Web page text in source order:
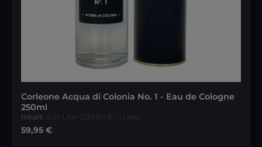
Corleone Acqua di Colonia No. 1 - Eau de Cologne
250ml
Inhalt: 0.25 Liter (239,80 € / 1 Liter)
Regulärer Preis:
59,95 €